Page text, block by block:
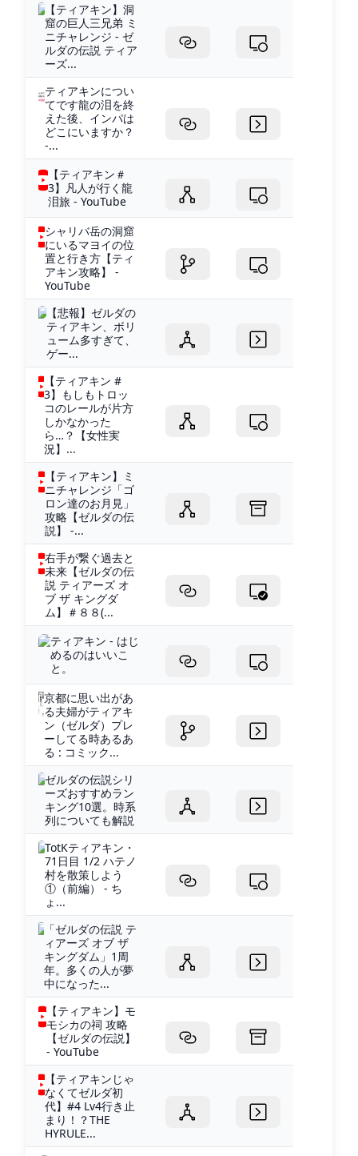
【ティアキン】洞
窟の巨人三兄弟 ミ
ニチャレンジ - ゼ
ルダの伝説 ティア
ーズ...
ティアキンについ
てです龍の泪を終
えた後、インパは
どこにいますか？
-...
【ティアキン＃
3】凡人が行く龍
泪旅 - YouTube
シャリバ岳の洞窟
にいるマヨイの位
置と行き方【ティ
アキン攻略】 -
YouTube
【悲報】ゼルダの
ティアキン、ボリ
ューム多すぎて、
ゲー...
【ティアキン #
3】もしもトロッ
コのレールが片方
しかなかった
ら…？【女性実
況】...
【ティアキン】ミ
ニチャレンジ「ゴ
ロン達のお月見」
攻略【ゼルダの伝
説】 -...
右手が繋ぐ過去と
未来【ゼルダの伝
説 ティアーズ オ
ブ ザ キングダ
ム】＃８８(...
ティアキン - はじ
めるのはいいこ
と。
京都に思い出があ
る夫婦がティアキ
ン（ゼルダ）プレ
ーしてる時あるあ
る : コミック...
ゼルダの伝説シリ
ーズおすすめラン
キング10選。時系
列についても解説
TotKティアキン・
71日目 1/2 ハテノ
村を散策しよう
①（前編） - ち
ょ...
「ゼルダの伝説 テ
ィアーズ オブ ザ
キングダム」1周
年。多くの人が夢
中になった...
【ティアキン】モ
モシカの祠 攻略
【ゼルダの伝説】
- YouTube
【ティアキンじゃ
なくてゼルダ初
代】#4 Lv4行き止
まり！？THE
HYRULE...